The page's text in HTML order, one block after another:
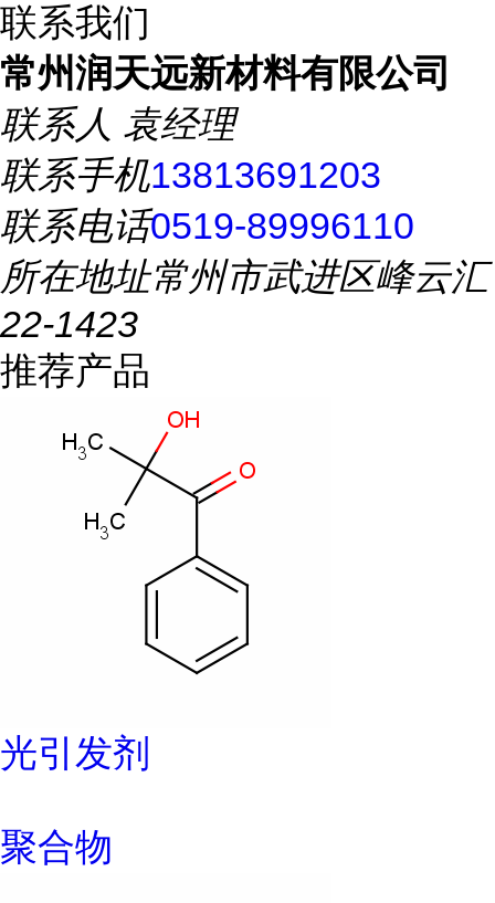
联系我们
常州润天远新材料有限公司
联系人 袁经理
联系手机13813691203
联系电话0519-89996110
所在地址常州市武进区峰云汇
22-1423
推荐产品
光引发剂
聚合物